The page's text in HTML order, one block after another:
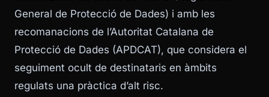
General de Protecció de Dades) i amb les
recomanacions de l’Autoritat Catalana de
Protecció de Dades (APDCAT), que considera el
seguiment ocult de destinataris en àmbits
regulats una pràctica d’alt risc.